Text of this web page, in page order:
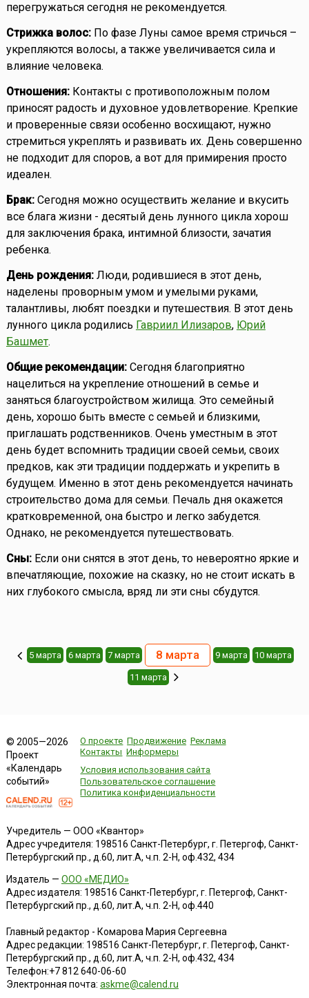
перегружаться сегодня не рекомендуется.
Стрижка волос: По фазе Луны самое время стричься –
укрепляются волосы, а также увеличивается сила и
влияние человека.
Отношения: Контакты с противоположным полом
приносят радость и духовное удовлетворение. Крепкие
и проверенные связи особенно восхищают, нужно
стремиться укреплять и развивать их. День совершенно
не подходит для споров, а вот для примирения просто
идеален.
Брак: Сегодня можно осуществить желание и вкусить
все блага жизни - десятый день лунного цикла хорош
для заключения брака, интимной близости, зачатия
ребенка.
День рождения: Люди, родившиеся в этот день,
наделены проворным умом и умелыми руками,
талантливы, любят поездки и путешествия. В этот день
лунного цикла родились Гавриил Илизаров, Юрий
Башмет.
Общие рекомендации: Сегодня благоприятно
нацелиться на укрепление отношений в семье и
заняться благоустройством жилища. Это семейный
день, хорошо быть вместе с семьей и близкими,
приглашать родственников. Очень уместным в этот
день будет вспомнить традиции своей семьи, своих
предков, как эти традиции поддержать и укрепить в
будущем. Именно в этот день рекомендуется начинать
строительство дома для семьи. Печаль дня окажется
кратковременной, она быстро и легко забудется.
Однако, не рекомендуется путешествовать.
Сны: Если они снятся в этот день, то невероятно яркие и
впечатляющие, похожие на сказку, но не стоит искать в
них глубокого смысла, вряд ли эти сны сбудутся.
5 марта 6 марта 7 марта 8 марта 9 марта 10 марта
11 марта
© 2005—2026
Проект
«Календарь
событий»
О проекте Продвижение Реклама
Контакты Информеры
Условия использования сайта
Пользовательское соглашение
Политика конфиденциальности
Учредитель — ООО «Квантор»
Адрес учредителя: 198516 Санкт-Петербург, г. Петергоф, Санкт-
Петербургский пр., д.60, лит.А, ч.п. 2-Н, оф.432, 434
Издатель — ООО «МЕДИО»
Адрес издателя: 198516 Санкт-Петербург, г. Петергоф, Санкт-
Петербургский пр., д.60, лит.А, ч.п. 2-Н, оф.440
Главный редактор - Комарова Мария Сергеевна
Адрес редакции: 198516 Санкт-Петербург, г. Петергоф, Санкт-
Петербургский пр., д.60, лит.А, ч.п. 2-Н, оф.432, 434
Телефон:+7 812 640-06-60
Электронная почта: askme@calend.ru